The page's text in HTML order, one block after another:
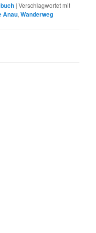
|Verschlagwortet mit
Anau,Wanderweg